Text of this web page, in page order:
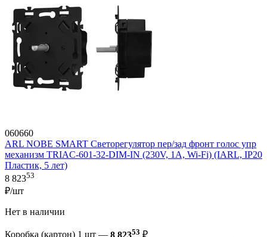
060660
ARL NOBE SMART Светорегулятор пер/зад фронт голос упр
механизм TRIAC-601-32-DIM-IN (230V, 1A, Wi-Fi) (IARL, IP20
Пластик, 5 лет)
8 82353
₽/шт
Нет в наличии
Коробка (картон) 1 шт — 8 82353 ₽